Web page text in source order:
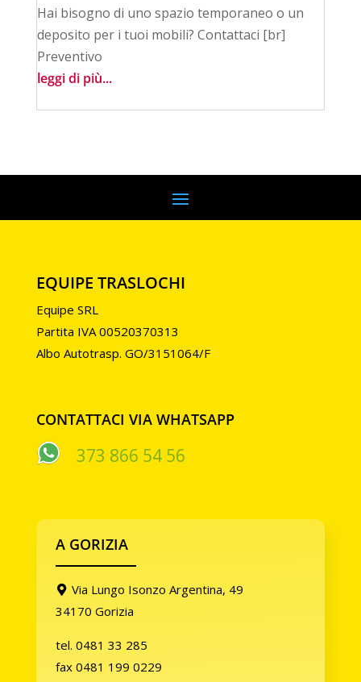
Hai bisogno di uno spazio temporaneo o un
deposito per i tuoi mobili? Contattaci [br]
Preventivo
leggi di più...
EQUIPE TRASLOCHI
Equipe SRL
Partita IVA 00520370313
Albo Autotrasp. GO/3151064/F
CONTATTACI VIA WHATSAPP
373 866 54 56
A GORIZIA
Via Lungo Isonzo Argentina, 49
34170 Gorizia
tel. 0481 33 285
fax 0481 199 0229